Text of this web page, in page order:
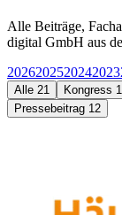
Alle Beiträge,
digital GmbH aus
2026202520242023
Alle 21 Kongress 1
Pressebeitrag 12